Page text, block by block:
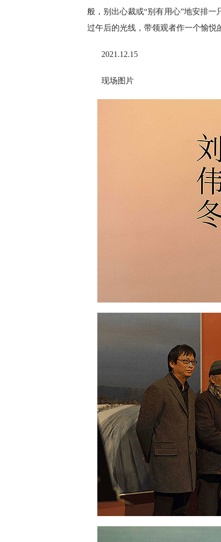
般，别出心裁或“别有用心”地安排
过午后的光线，带领观者作一个愉悦
2021.12.15
现场图片